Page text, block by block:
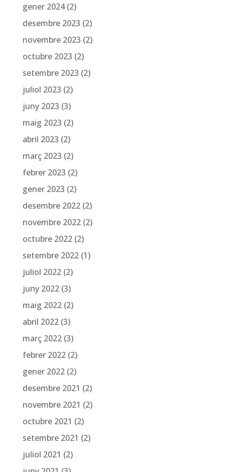
gener 2024(2)
desembre 2023 (2)
novembre 2023 (2)
octubre 2023 (2)
setembre 2023 (2)
juliol 2023 (2)
juny 2023 (3)
maig 2023 (2)
abril 2023 (2)
març 2023 (2)
febrer 2023 (2)
gener 2023 (2)
desembre 2022(2)
novembre 2022(2)
octubre 2022(2)
setembre 2022(1)
juliol 2022(2)
juny 2022(3)
maig 2022(2)
abril 2022(3)
març 2022(3)
febrer 2022(2)
gener 2022(2)
desembre 2021 (2)
novembre 2021 (2)
octubre 2021 (2)
setembre 2021 (2)
juliol 2021 (2)